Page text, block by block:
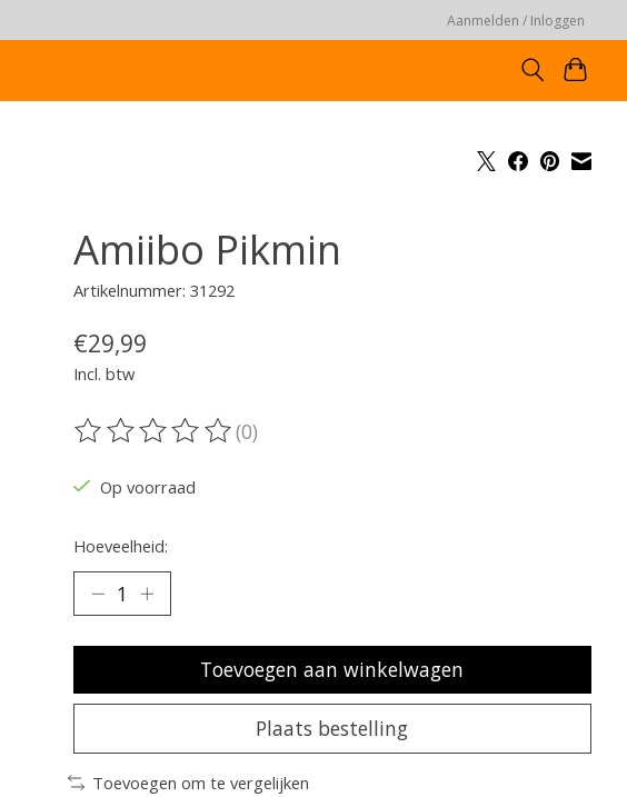
Aanmelden / Inloggen
Amiibo Pikmin
Artikelnummer: 31292
€29,99
Incl. btw
De beoordeling van dit product is
(0)
Op voorraad
Hoeveelheid:
Toevoegen aan winkelwagen
Plaats bestelling
Toevoegen om te vergelijken